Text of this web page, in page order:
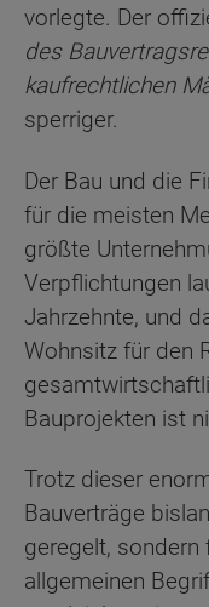
vorlegte. Der
des
kaufrechtlichen
sperriger.
Der Bau und die
für die meisten
größte
Verpflichtungen
Jahrzehnte, und
Wohnsitz für den
Bauprojekten ist
Trotz dieser
Bauverträge
geregelt, sondern
allgemeinen